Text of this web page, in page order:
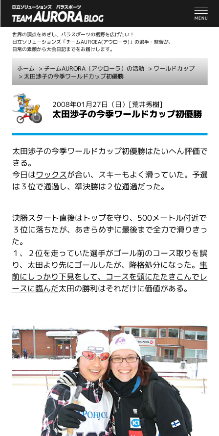
世界の頂点をめざし、パラスポーツの裾野を広げたい！
日立ソリューションズ「チームAUROEA(アウローラ)」の選手・監督が、
日常の素顔から大会日記までをお届けします。
ホーム > チームAURORA（アウローラ）の活動 > ワールドカップ
> 太田渉子の今季ワールドカップ初優勝
2008年01月27日（日） [荒井秀樹]
太田渉子の今季ワールドカップ初優勝
太田渉子の今季ワールドカップ初優勝はたいへん評価で
きる。
今日はワックスが合い、スキーもよく滑っていた。予選
は３位で通過し、準決勝は２位通過だった。
決勝スタート直後はトップを守り、500メートル付近で
３位に落ちたが、あきらめずに最後まで全力で滑りきっ
た。
１、２位を走っていた選手がゴール前のコース取りを誤
り、太田より先にゴールしたが、降格処分になった。事
前にしっかり下見をして、コースを頭にたたきこんでレ
ースに臨んだ太田の勝利はそれだけに価値がある。